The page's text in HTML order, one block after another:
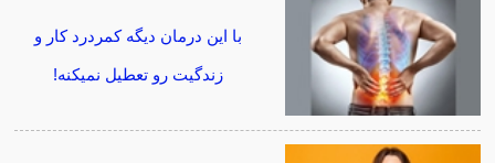
با این درمان دیگه کمردرد کار و
زندگیت رو تعطیل نمیکنه!